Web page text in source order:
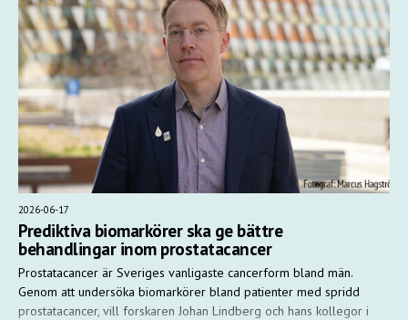
2026-06-17
Prediktiva biomarkörer ska ge bättre
behandlingar inom prostatacancer
Prostatacancer är Sveriges vanligaste cancerform bland män.
Genom att undersöka biomarkörer bland patienter med spridd
prostatacancer, vill forskaren Johan Lindberg och hans kollegor i